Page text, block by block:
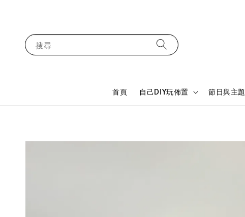
搜尋
首頁 自己DIY玩佈置 節日與主題